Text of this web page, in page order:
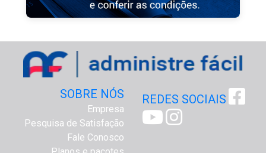
SOBRE NÓS
Empresa
Pesquisa de Satisfação
Fale Conosco
REDES SOCIAIS